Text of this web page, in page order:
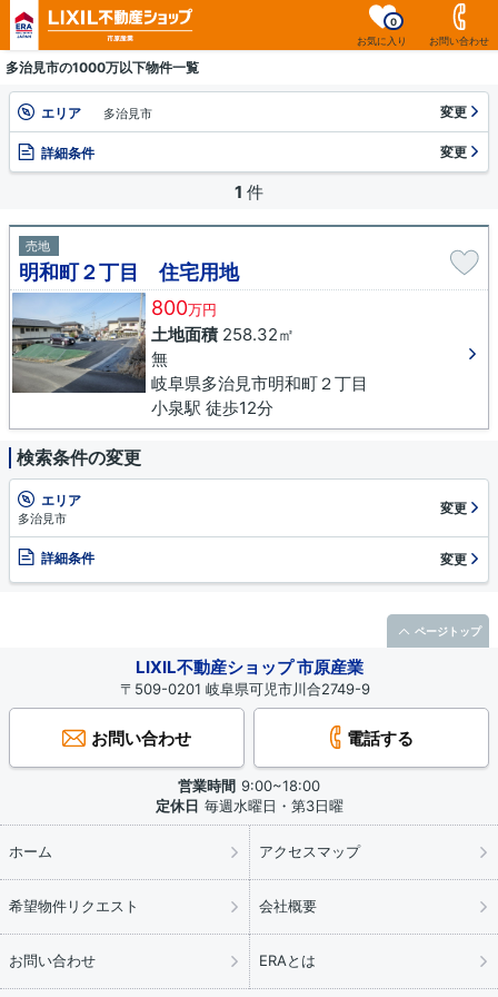
お気に入り
0
お問い合わせ
多治見市の1000万以下物件一覧
エリア 多治見市 変更
詳細条件 変更
1 件
売地
明和町２丁目 住宅用地
800万円
土地面積258.32㎡
無
岐阜県多治見市明和町２丁目
小泉駅 徒歩12分
検索条件の変更
エリア
多治見市
変更
詳細条件 変更
LIXIL不動産ショップ 市原産業
〒509-0201 岐阜県可児市川合2749-9
お問い合わせ 電話する
営業時間 9:00~18:00
定休日 毎週水曜日・第3日曜
ホーム アクセスマップ
希望物件リクエスト 会社概要
お問い合わせ ERAとは
ページトップ